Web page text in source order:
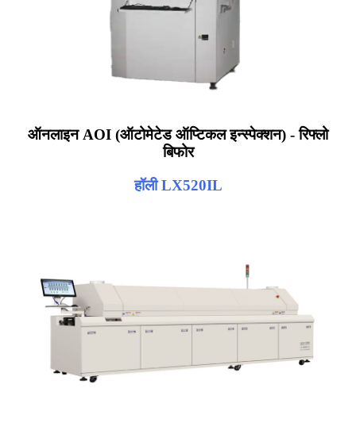
ऑनलाइन AOI (ऑटोमेटेड ऑप्टिकल इन्स्पेक्शन) - रिफ्लो
बिफोर
हॉली LX520IL